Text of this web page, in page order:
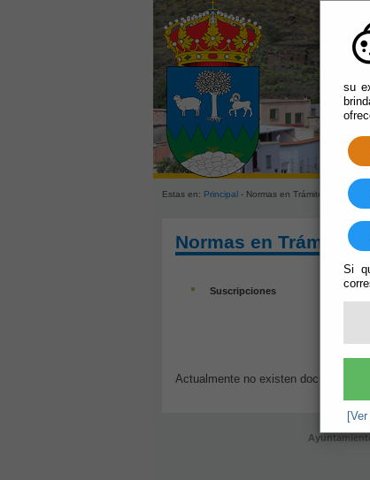
su
Si
Estas en: Principal- Normas en Trámite de
Normas en Trámite
Suscripciones
Actualmente no existen documentos